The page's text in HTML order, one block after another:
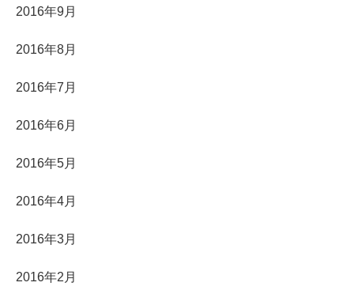
2016年9月
2016年8月
2016年7月
2016年6月
2016年5月
2016年4月
2016年3月
2016年2月